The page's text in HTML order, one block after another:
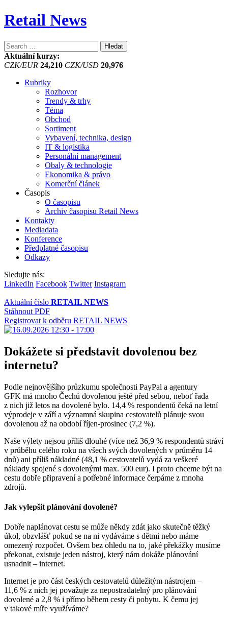
Retail News
Vyhledávání
Aktuální kurzy:
CZK/EUR 24,210 CZK/USD 20,976
Rubriky
Rozhovor
Trendy & trhy
Téma
Obchod
Sortiment
Vybavení, technika, design
IT & logistika
Personální management
Obaly & technologie
Ekonomika & právo
Komerční článek
Časopis
O časopisu
Archiv časopisu Retail News
Kontakty
Mediadata
Konference
Předplatné časopisu
Odkazy
Sledujte nás:
LinkedIn Facebook Twitter Instagram
Aktuální číslo RETAIL NEWS
Stáhnout PDF
Registrovat k odběru RETAIL NEWS
Dokážete si představit dovolenou bez
internetu?
Podle nejnovějšího průzkumu společnosti PayPal a agentury
GFK má mnoho Čechů dovolenou ještě před sebou, neboť řada
z nich již letos na dovolené bylo. 14,4 % respondentů čeká na letní
výprodeje v září a významná skupina cestovatelů plánuje svou
dovolenou až na období říjen-prosinec (7,2 %).
Naše výlety nejsou příliš dlouhé (více než 36,9 % respondentů stráví
v průběhu celého roku na všech svých dovolených v průměru 14
dnů) ani příliš nákladné (48,1 % cestovatelů vydá za veškeré
náklady spojené s dovolenými max. 500 eur). I proto chceme být na
cestu dobře připravení a potřebné informace čerpáme z mnoha
zdrojů.
Jak vylepšit plánování dovolené?
Dobře naplánovat cestu se může někdy zdát jako skutečně těžký
úkol, obzvlášť pokud se na ni vydáváme s dětmi nebo máme
omezený rozpočet. Ovšem bez ohledu na to, jaké překážky musíme
překonat, existuje jeden nástroj, který nám dokáže plánování
usnadnit – internet.
Internet je pro část českých cestovatelů důležitým nástrojem –
11,6 % z nich jej považuje za nepostradatelný pro plánování
dovolené a 2,8 % i přímo během cesty či pobytu. K čemu jej
v takové míře využíváme?